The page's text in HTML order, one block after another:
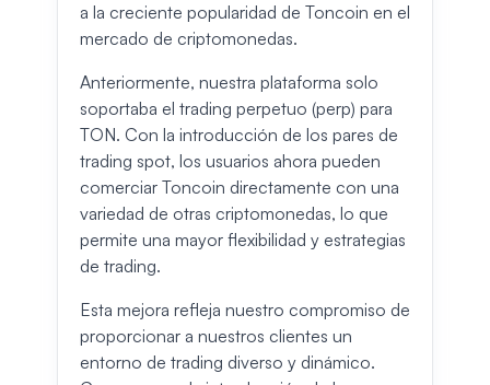
a la creciente popularidad de Toncoin en el
mercado de criptomonedas.
Anteriormente, nuestra plataforma solo
soportaba el trading perpetuo (perp) para
TON. Con la introducción de los pares de
trading spot, los usuarios ahora pueden
comerciar Toncoin directamente con una
variedad de otras criptomonedas, lo que
permite una mayor flexibilidad y estrategias
de trading.
Esta mejora refleja nuestro compromiso de
proporcionar a nuestros clientes un
entorno de trading diverso y dinámico.